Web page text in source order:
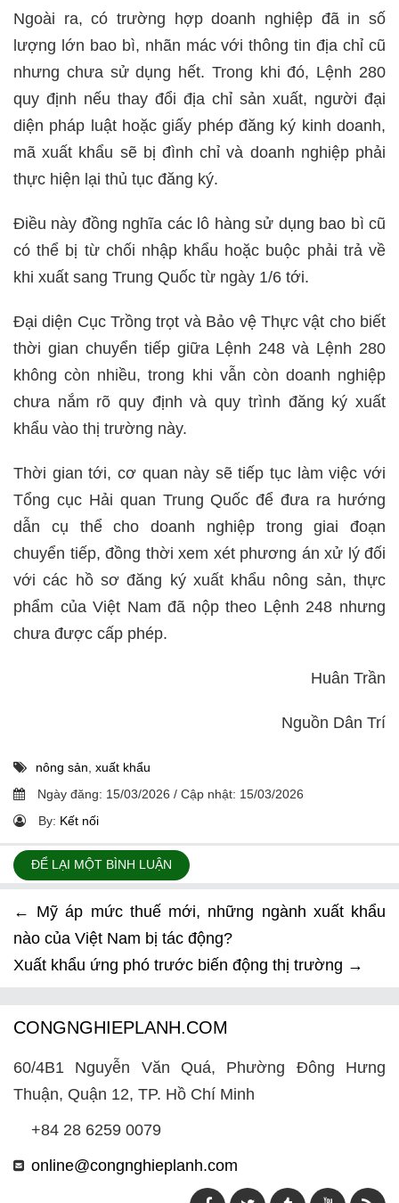
Ngoài ra, có trường hợp doanh nghiệp đã in số
lượng lớn bao bì, nhãn mác với thông tin địa chỉ cũ
nhưng chưa sử dụng hết. Trong khi đó, Lệnh 280
quy định nếu thay đổi địa chỉ sản xuất, người đại
diện pháp luật hoặc giấy phép đăng ký kinh doanh,
mã xuất khẩu sẽ bị đình chỉ và doanh nghiệp phải
thực hiện lại thủ tục đăng ký.
Điều này đồng nghĩa các lô hàng sử dụng bao bì cũ
có thể bị từ chối nhập khẩu hoặc buộc phải trả về
khi xuất sang Trung Quốc từ ngày 1/6 tới.
Đại diện Cục Trồng trọt và Bảo vệ Thực vật cho biết
thời gian chuyển tiếp giữa Lệnh 248 và Lệnh 280
không còn nhiều, trong khi vẫn còn doanh nghiệp
chưa nắm rõ quy định và quy trình đăng ký xuất
khẩu vào thị trường này.
Thời gian tới, cơ quan này sẽ tiếp tục làm việc với
Tổng cục Hải quan Trung Quốc để đưa ra hướng
dẫn cụ thể cho doanh nghiệp trong giai đoạn
chuyển tiếp, đồng thời xem xét phương án xử lý đối
với các hồ sơ đăng ký xuất khẩu nông sản, thực
phẩm của Việt Nam đã nộp theo Lệnh 248 nhưng
chưa được cấp phép.
Huân Trần
Nguồn Dân Trí
nông sản xuất khẩu
Ngày đăng: 15/03/2026 / Cập nhật: 15/03/2026
By: Kết nối
ĐỂ LẠI MỘT BÌNH LUẬN
← Mỹ áp mức thuế mới, những ngành xuất khẩu
nào của Việt Nam bị tác động?
Xuất khẩu ứng phó trước biến động thị trường →
CONGNGHIEPLANH.COM
60/4B1 Nguyễn Văn Quá, Phường Đông Hưng
Thuận, Quận 12, TP. Hồ Chí Minh
+84 28 6259 0079
online@congnghieplanh.com